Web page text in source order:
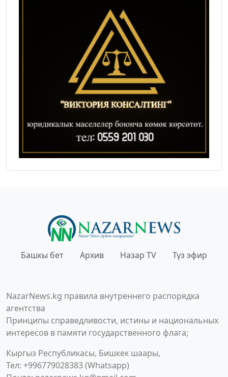
Башкы бет Архив Назар TV Түз эфир
NazarNews.kg правила внутреннего распорядка
агентства
Принципы справедливости, истины и национальных
интересов в памяти государственного флага;
Кыргыз Республикасы, Бишкек шаары,
Тел: +996779028383 (Whatsapp)